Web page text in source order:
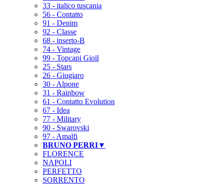
33 - italico tuscania
56 - Contatto
91 - Denim
92 - Classe
68 - inserto-B
74 - Vintage
99 - Topcapi Gioil
25 - Stars
26 - Giugiaro
30 - Alpone
31 - Rainbow
61 - Contatto Evolution
67 - Idea
77 - Military
90 - Swarovski
97 - Amalfi
BRUNO PERRI▼
FLORENCE
NAPOLI
PERFETTO
SORRENTO